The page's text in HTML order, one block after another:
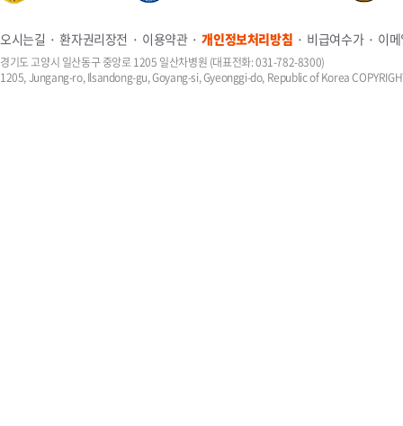
오시는길 환자권리장전 이용약관 개인정보처리방침 비급여수가 이
경기도 고양시 일산동구 중앙로 1205 일산차병원 (대표전화: 031-782-8300)
1205, Jungang-ro, Ilsandong-gu, Goyang-si, Gyeonggi-do, Republic of Korea